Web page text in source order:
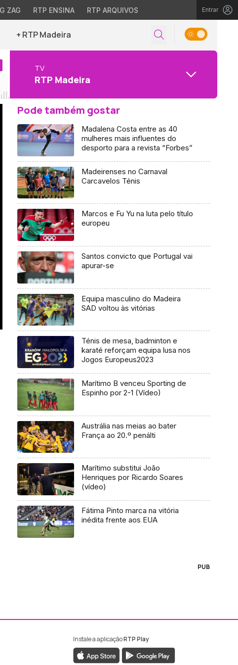
ZAG RTP ENSINA RTP ARQUIVOS Entrar
+ RTP Madeira
TV
RTP Madeira
Pode também gostar
Madalena Costa entre as 40
mulheres mais influentes do
desporto para a revista “Forbes”
Madeirenses no Carnaval
Carcavelos Ténis
Marcos e Fu Yu na luta pelo título
europeu
Santos convicto que Portugal vai
apurar-se
Equipa masculino do Madeira
SAD voltou às vitórias
Ténis de mesa, badminton e
karaté reforçam equipa lusa nos
Jogos Europeus2023
Marítimo B venceu Sporting de
Espinho por 2-1 (Vídeo)
Austrália nas meias ao bater
França ao 20.º penálti
Marítimo substitui João
Henriques por Ricardo Soares
(vídeo)
Fátima Pinto marca na vitória
inédita frente aos EUA
PUB
da RTP Madeira
Instagram da RTP Madeira
Instale a aplicaçãoRTP Play